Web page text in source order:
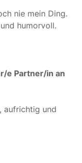
nie mein Ding.
humorvoll.
e Partner/in an
aufrichtig und